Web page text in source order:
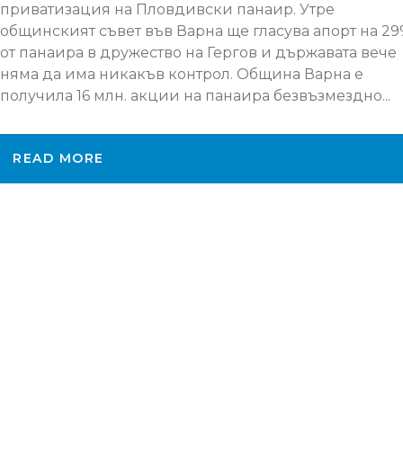
приватизация на Пловдивски панаир. Утре
общинският съвет във Варна ще гласува апорт на
от панаира в дружество на Гергов и държавата вече
няма да има никакъв контрол. Община Варна е
получила 16 млн. акции на панаира безвъзмездно...
READ MORE